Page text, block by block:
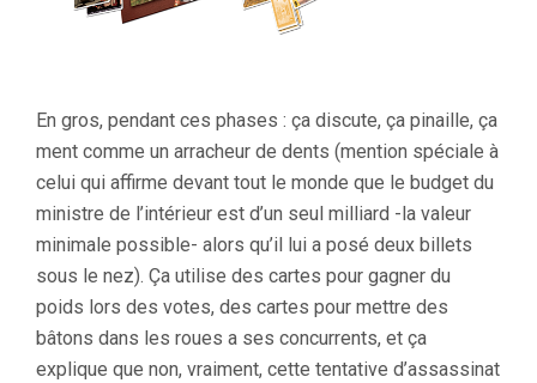
En gros, pendant ces phases : ça discute, ça pinaille, ça
ment comme un arracheur de dents (mention spéciale à
celui qui affirme devant tout le monde que le budget du
ministre de l’intérieur est d’un seul milliard -la valeur
minimale possible- alors qu’il lui a posé deux billets
sous le nez). Ça utilise des cartes pour gagner du
poids lors des votes, des cartes pour mettre des
bâtons dans les roues a ses concurrents, et ça
explique que non, vraiment, cette tentative d’assassinat